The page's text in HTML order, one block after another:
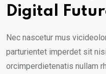
Digital
Nec nascetur mus
parturientet imperdet sit
orcimperdietenatis nullam